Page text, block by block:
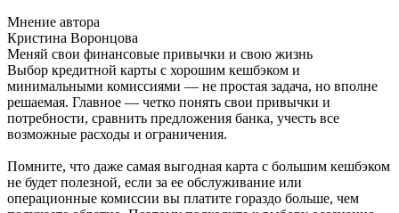
Мнение автора
Кристина Воронцова
Меняй свои финансовые привычки и свою жизнь
Выбор кредитной карты с хорошим кешбэком и
минимальными комиссиями — не простая задача, но вполне
решаемая. Главное — четко понять свои привычки и
потребности, сравнить предложения банка, учесть все
возможные расходы и ограничения.
Помните, что даже самая выгодная карта с большим кешбэком
не будет полезной, если за ее обслуживание или
операционные комиссии вы платите гораздо больше, чем